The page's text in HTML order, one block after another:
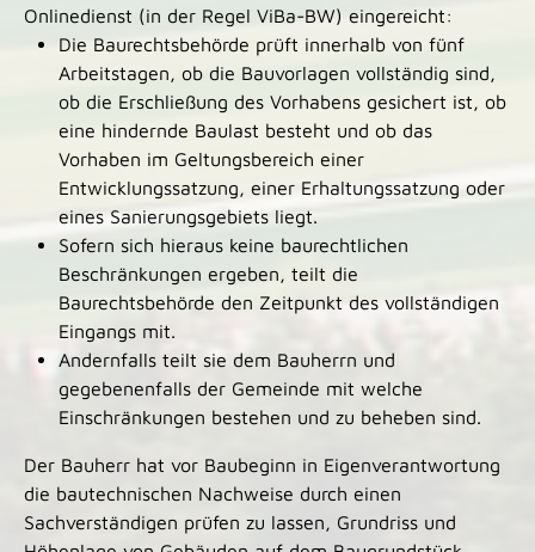
Onlinedienst (in der Regel ViBa-BW) eingereicht:
Die Baurechtsbehörde prüft innerhalb von fünf
Arbeitstagen, ob die Bauvorlagen vollständig sind,
ob die Erschließung des Vorhabens gesichert ist, ob
eine hindernde Baulast besteht und ob das
Vorhaben im Geltungsbereich einer
Entwicklungssatzung, einer Erhaltungssatzung oder
eines Sanierungsgebiets liegt.
Sofern sich hieraus keine baurechtlichen
Beschränkungen ergeben, teilt die
Baurechtsbehörde den Zeitpunkt des vollständigen
Eingangs mit.
Andernfalls teilt sie dem Bauherrn und
gegebenenfalls der Gemeinde mit welche
Einschränkungen bestehen und zu beheben sind.
Der Bauherr hat vor Baubeginn in Eigenverantwortung
die bautechnischen Nachweise durch einen
Sachverständigen prüfen zu lassen, Grundriss und